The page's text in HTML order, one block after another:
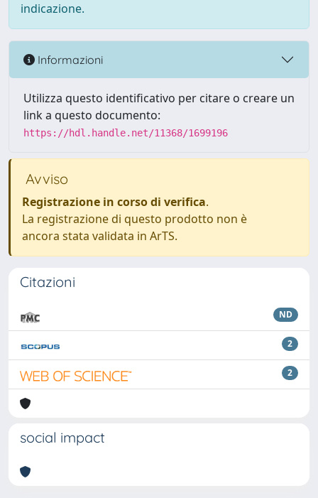
indicazione.
Informazioni
Utilizza questo identificativo per citare o creare un
link a questo documento:
https://hdl.handle.net/11368/1699196
Avviso
Registrazione in corso di verifica.
La registrazione di questo prodotto non è
ancora stata validata in ArTS.
Citazioni
ND
2
2
social impact